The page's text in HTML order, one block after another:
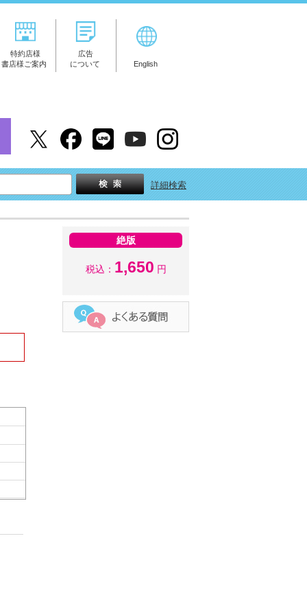
特約店様
書店様ご案内
広告
について
English
詳細検索
絶版
税込： 1,650 円